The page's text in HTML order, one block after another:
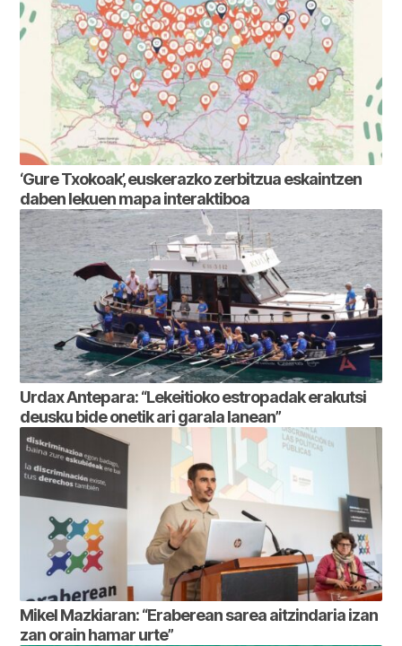
‘Gure Txokoak’, euskerazko zerbitzua eskaintzen
daben lekuen mapa interaktiboa
Urdax Antepara: “Lekeitioko estropadak erakutsi
deusku bide onetik ari garala lanean”
Mikel Mazkiaran: “Eraberean sarea aitzindaria izan
zan orain hamar urte”